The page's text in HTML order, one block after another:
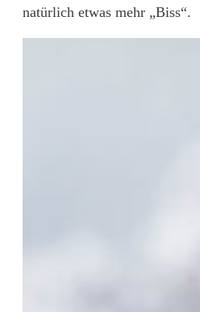
natürlich etwas mehr „Biss“.